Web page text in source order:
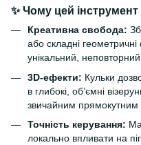
✨ Чому цей
Креативна свобода:
або складні
унікальний, неповторний
3D-ефекти: Кульки
в глибокі, об’ємні
звичайним прямокутним
Точність керування:
локально впливати на